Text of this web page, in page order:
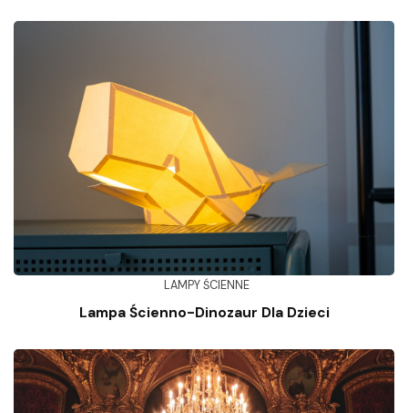
LAMPY ŚCIENNE
Lampa Ścienno-Dinozaur Dla Dzieci